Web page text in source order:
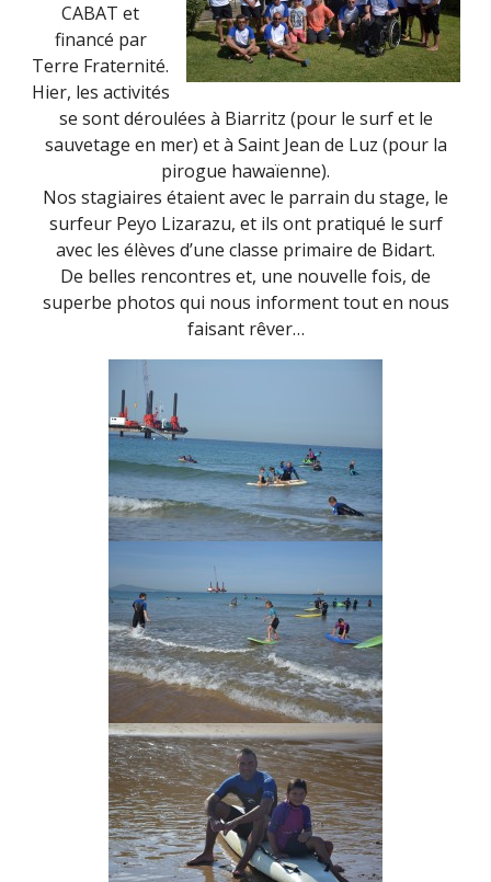
CABAT et
financé par
Terre Fraternité.
Hier, les activités
se sont déroulées à Biarritz (pour le surf et le
sauvetage en mer) et à Saint Jean de Luz (pour la
pirogue hawaïenne).
Nos stagiaires étaient avec le parrain du stage, le
surfeur Peyo Lizarazu, et ils ont pratiqué le surf
avec les élèves d’une classe primaire de Bidart.
De belles rencontres et, une nouvelle fois, de
superbe photos qui nous informent tout en nous
faisant rêver…